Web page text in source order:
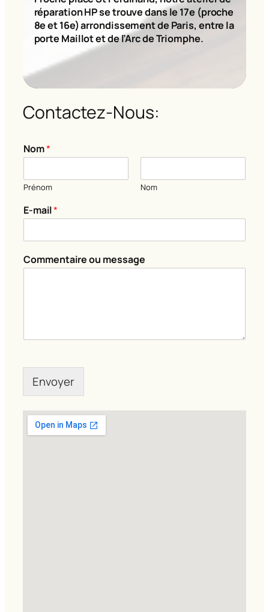
réparation HP se trouve dans le 17e (proche
8e et 16e) arrondissement de Paris, entre la
porte Maillot et de l’Arc de Triomphe.
Contactez-Nous:
E
-
a
i
N
m
Nom*
Prénom Nom
E-mail*
Commentaire ou message
Envoyer